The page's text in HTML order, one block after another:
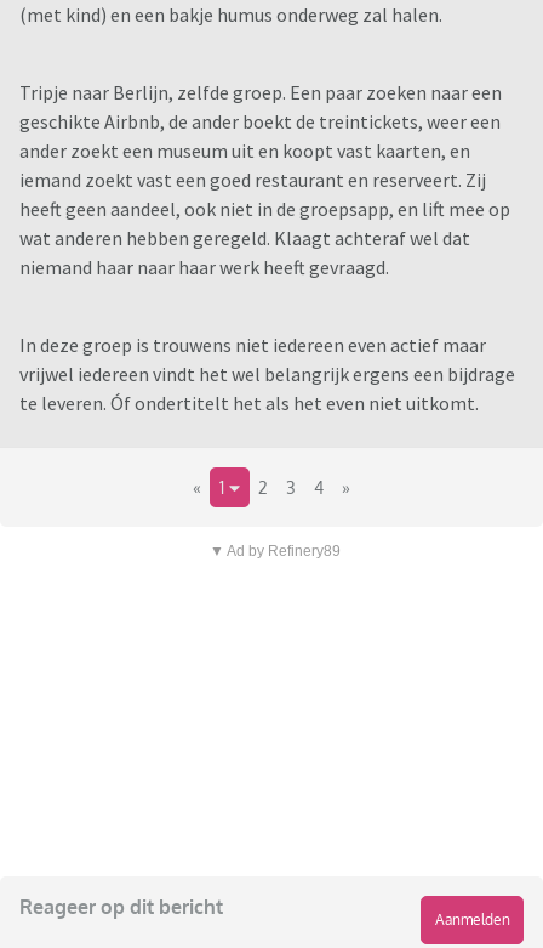
(met kind) en een bakje humus onderweg zal halen.
Tripje naar Berlijn, zelfde groep. Een paar zoeken naar een
geschikte Airbnb, de ander boekt de treintickets, weer een
ander zoekt een museum uit en koopt vast kaarten, en
iemand zoekt vast een goed restaurant en reserveert. Zij
heeft geen aandeel, ook niet in de groepsapp, en lift mee op
wat anderen hebben geregeld. Klaagt achteraf wel dat
niemand haar naar haar werk heeft gevraagd.
In deze groep is trouwens niet iedereen even actief maar
vrijwel iedereen vindt het wel belangrijk ergens een bijdrage
te leveren. Óf ondertitelt het als het even niet uitkomt.
« 1 2 3 4 »
▼ Ad by Refinery89
Reageer op dit bericht
Aanmelden